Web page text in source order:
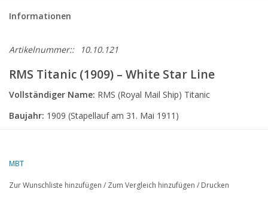
Informationen
Artikelnummer:: 10.10.121
RMS Titanic (1909) – White Star Line
Vollständiger Name: RMS (Royal Mail Ship) Titanic
Baujahr: 1909 (Stapellauf am 31. Mai 1911)
MBT
Zur Wunschliste hinzufügen / Zum Vergleich hinzufügen / Drucken